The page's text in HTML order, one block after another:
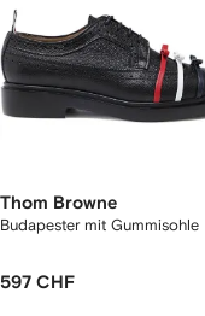
Thom Browne
Budapester mit Gummisohle
597 CHF